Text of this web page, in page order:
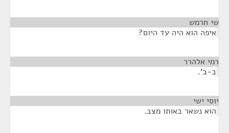
שי חרמש
איפה הוא היה עד היום?
רמי אלהרר
ב-ב'.
יוסי ישי
הוא נשאר באותו מצב.